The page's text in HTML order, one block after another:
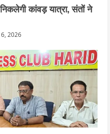
कांवड़ यात्रा, संतों ने
2026